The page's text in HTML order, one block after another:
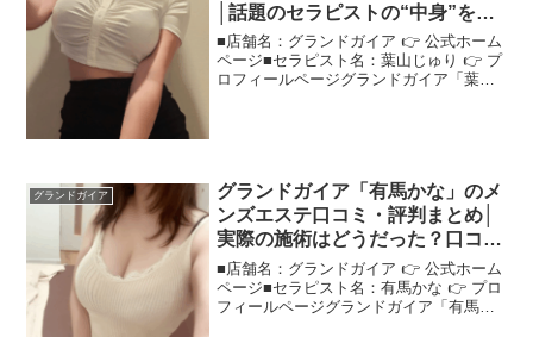
│話題のセラピストの“中身”を口
コミで深掘り！
■店舗名：グランドガイア 👉 公式ホーム
ページ■セラピスト名：葉山じゅり 👉 プ
ロフィールページグランドガイア「葉山
グランドガイア
グランドガイア「有馬かな」のメ
ンズエステ口コミ・評判まとめ│
実際の施術はどうだった？口コミ
から探る！
■店舗名：グランドガイア 👉 公式ホーム
ページ■セラピスト名：有馬かな 👉 プロ
フィールページグランドガイア「有馬か